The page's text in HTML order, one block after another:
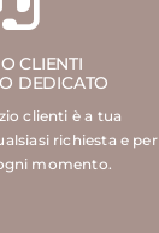
CLIENTI
DEDICATO
clienti è a tua
richiesta e per
momento.